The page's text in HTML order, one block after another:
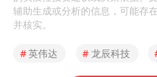
辅助生成或分析的信息，可能存
并核实。
#英伟达 # 龙辰科技